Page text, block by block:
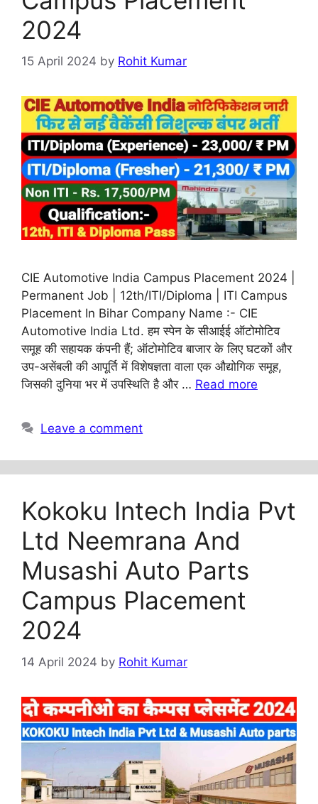
2024
15 April 2024 by Rohit Kumar
CIE Automotive India Campus Placement 2024 |
Permanent Job | 12th/ITI/Diploma | ITI Campus
Placement In Bihar Company Name :- CIE
Automotive India Ltd. हम स्पेन के सीआईई ऑटोमोटिव
समूह की सहायक कंपनी हैं; ऑटोमोटिव बाजार के लिए घटकों और
उप-असेंबली की आपूर्ति में विशेषज्ञता वाला एक औद्योगिक समूह,
जिसकी दुनिया भर में उपस्थिति है और … Read more
Leave a comment
Kokoku Intech India Pvt
Ltd Neemrana And
Musashi Auto Parts
Campus Placement
2024
14 April 2024 by Rohit Kumar